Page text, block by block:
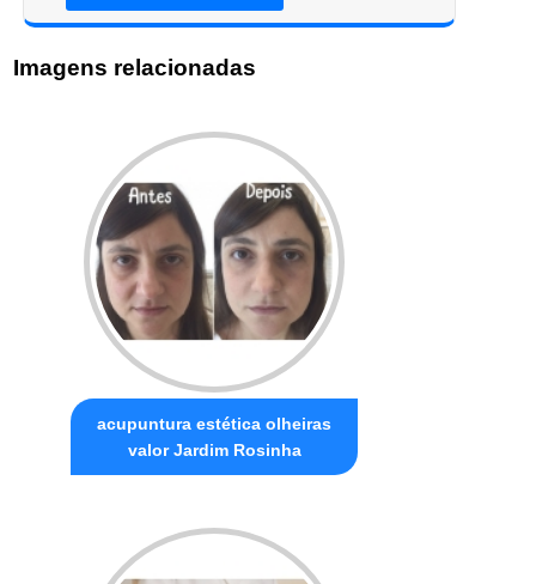
Imagens relacionadas
acupuntura estética olheiras
valor Jardim Rosinha